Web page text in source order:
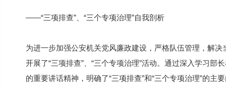
——“三项排查”、“三个专项治理”自我剖析
为进一步加强公安机关党风廉政建设，严格队伍管理，解
开展了“三项排查”、“三个专项治理”活动。通过深入学习部
的重要讲话精神，明确了“三项排查”和“三个专项治理”的